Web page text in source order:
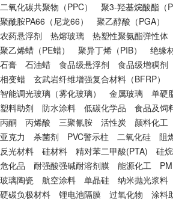
二氧化碳共聚物（PPC）
聚3-羟基烷酸酯（
聚酰胺PA66（尼龙66）
聚乙醇酸（PGA）
农药悬浮剂
热熔玻璃 热塑性聚氨酯弹性体
聚乙烯蜡（PE蜡）
聚异丁烯（PIB） 绝缘
石膏
石油蜡 食品级悬浮剂 食品级增稠剂
相变蜡
玄武岩纤维增强复合材料（BFRP）
智能调光玻璃（雾化玻璃）
金属玻璃 单硬
塑料助剂
防水涂料 低碳化学品 食品及饲
丙酮
丙烯酸 三聚氰胺 活性炭 颜料化工
亚克力
杀菌剂 PVC警示柱 二氧化硅 阻
反光材料
硅材料 精对苯二甲酸(PTA) 硅
危化品
耐强酸强碱耐溶剂膜 能源化工
玻璃陶瓷
航空涂料 单晶硅 纳米抛光浆料
硬碳负极材料
锂电池隔膜 过氧化物 涂料